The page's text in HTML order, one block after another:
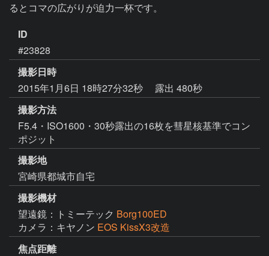
るとコマの広がりが迫力一杯です。
ID
#23828
撮影日時
2015年1月6日 18時27分32秒
露出 480秒
撮影方法
F5.4・ISO1600・30秒露出の16枚を彗星核基準でコン
ポジット
撮影地
宮崎県都城市自宅
撮影機材
望遠鏡：トミーテック Borg100ED
カメラ：キヤノン EOS KissX3改造
焦点距離